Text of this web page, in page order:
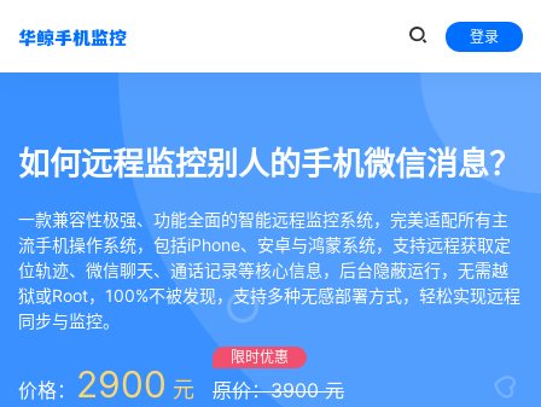
登录
如何远程监控别人的手机微信消息？
一款兼容性极强、功能全面的智能远程监控系统，完美适配所有主
流手机操作系统，包括iPhone、安卓与鸿蒙系统，支持远程获取定
位轨迹、微信聊天、通话记录等核心信息，后台隐蔽运行，无需越
狱或Root，100%不被发现，支持多种无感部署方式，轻松实现远程
同步与监控。
价格： 2900 元
限时优惠
原价：3900 元